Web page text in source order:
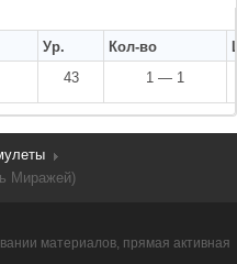
Ур. Кол-во
43 1 — 1
Миражей)
материалов, прямая активная